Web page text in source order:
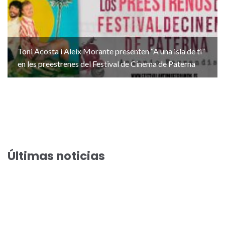
Toni Acosta i Aleix Morante presenten “A una isla de ti”
en les preestrenes del Festival de Cinema de Paterna
Últimas noticias